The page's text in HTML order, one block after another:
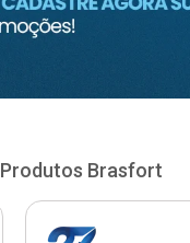
Produtos Brasfort